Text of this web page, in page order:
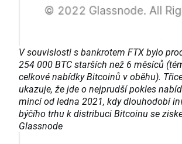
V souvislosti s bankrotem FTX bylo
254 000 BTC starších než 6 měsíců
celkové nabídky Bitcoinů v oběhu).
ukazuje, že jde o nejprudší pokles
mincí od ledna 2021, kdy dlouhodobí
býčího trhu k distribuci Bitcoinu se
Glassnode